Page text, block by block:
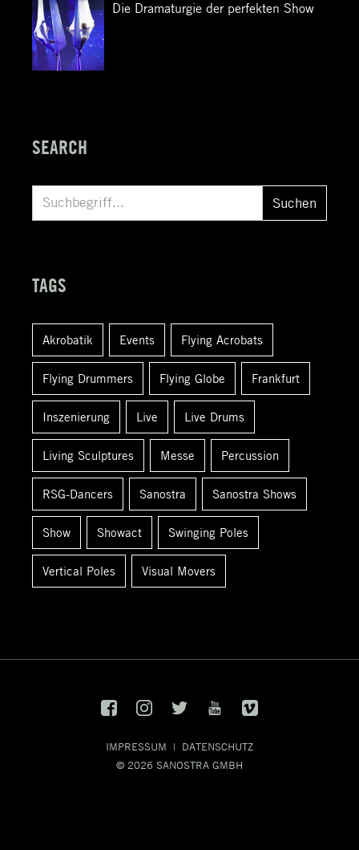
Die Dramaturgie der perfekten Show
SEARCH
u
e
c
Suchen
TAGS
Akrobatik Events Flying Acrobats
Flying Drummers Flying Globe Frankfurt
Inszenierung Live Live Drums
Living Sculptures Messe Percussion
RSG-Dancers Sanostra Sanostra Shows
Show Showact Swinging Poles
Vertical Poles Visual Movers
IMPRESSUM | DATENSCHUTZ
© 2026 SANOSTRA GMBH